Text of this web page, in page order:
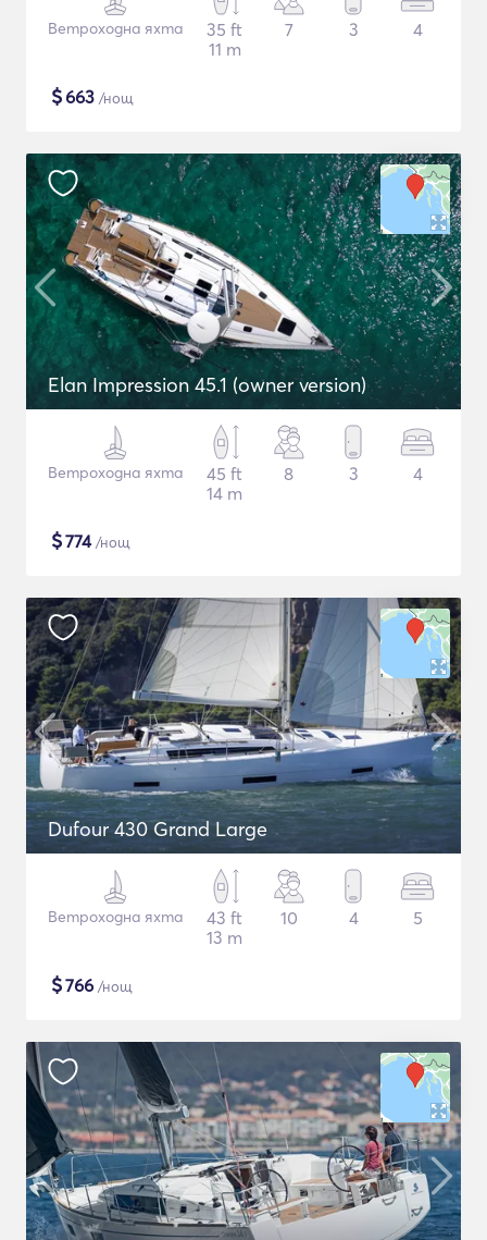
Ветроходна яхта
35 ft
11 m
7 3 4
$663 /нощ
Elan Impression 45.1 (owner version)
Ветроходна яхта
45 ft
14 m
8 3 4
$774/нощ
Dufour 430 Grand Large
Ветроходна яхта
43 ft
13 m
10 4 5
$766 /нощ